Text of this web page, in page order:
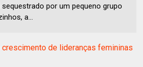
por um pequeno grupo
a...
crescimento de lideranças femininas